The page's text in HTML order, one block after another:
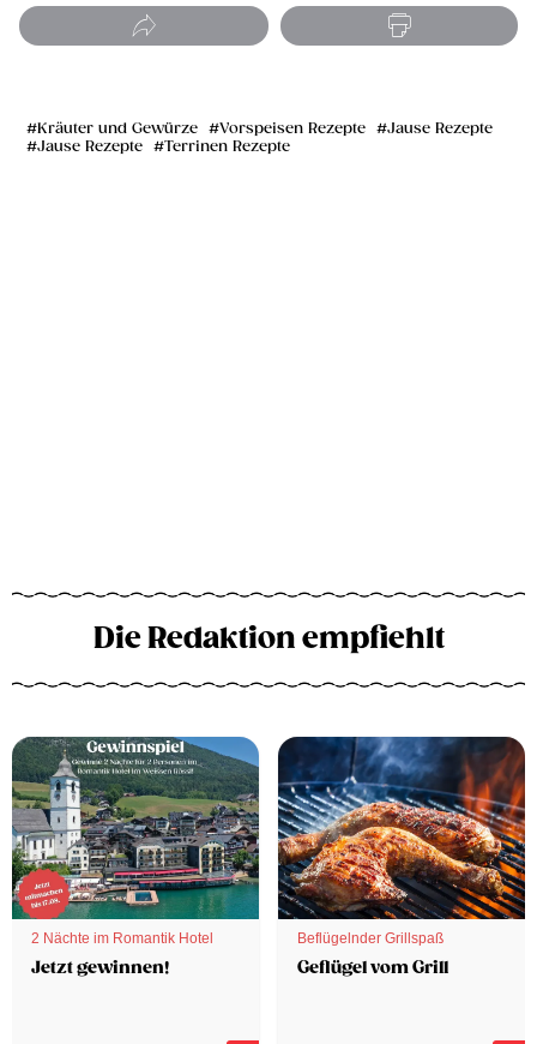
Kräuter und Gewürze Vorspeisen Rezepte
Jause Rezepte
Jause Rezepte
Terrinen Rezepte
Die Redaktion empfiehlt
2 Nächte im Romantik Hotel
Jetzt gewinnen!
Beflügelnder Grillspaß
Geflügel vom Grill